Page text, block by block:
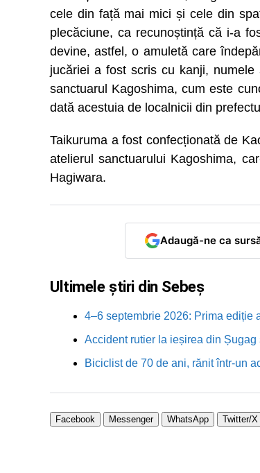
cele din față mai mici și cele din
plecăciune, ca recunoștință că i-a
devine, astfel, o amuletă care
jucăriei a fost scris cu kanji, numele
sanctuarul Kagoshima, cum este
dată acestuia de localnicii din
Taikuruma a fost confecționată de
atelierul sanctuarului Kagoshima,
Hagiwara.
Adaugă-ne ca
Ultimele știri din Sebeș
4–6 septembrie 2026: Prima ediție
Accident rutier la ieșirea din
Biciclist de 70 de ani, rănit într-un
Facebook Messenger WhatsApp Twitter/X